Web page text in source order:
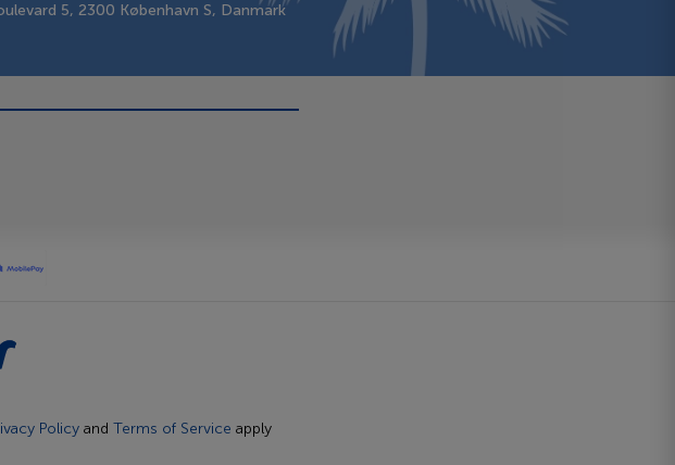
5, 2300 København S, Danmark
Policy and Terms of Service apply